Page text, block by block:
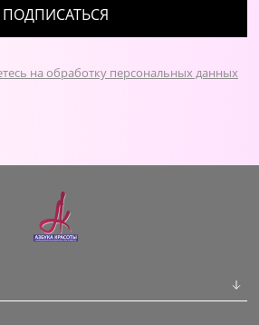
ПОДПИСАТЬСЯ
на обработку персональных данных